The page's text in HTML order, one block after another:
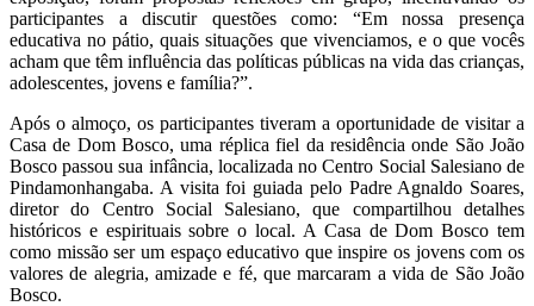
participantes a discutir questões como: “Em nossa presença
educativa no pátio, quais situações que vivenciamos, e o que vocês
acham que têm influência das políticas públicas na vida das crianças,
adolescentes, jovens e família?”.
Após o almoço, os participantes tiveram a oportunidade de visitar a
Casa de Dom Bosco, uma réplica fiel da residência onde São João
Bosco passou sua infância, localizada no Centro Social Salesiano de
Pindamonhangaba. A visita foi guiada pelo Padre Agnaldo Soares,
diretor do Centro Social Salesiano, que compartilhou detalhes
históricos e espirituais sobre o local. A Casa de Dom Bosco tem
como missão ser um espaço educativo que inspire os jovens com os
valores de alegria, amizade e fé, que marcaram a vida de São João
Bosco.